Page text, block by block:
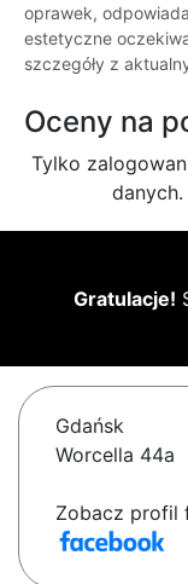
oprawek,
estetyczne
szczegóły z
Oceny na
Tylko
danych.
Gratulacje!
Gdańsk
Worcella 44a
Zobacz profil